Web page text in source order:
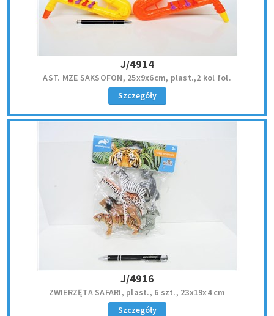
J/4914
AST. MZE SAKSOFON, 25x9x6cm, plast.,2 kol fol.
Szczegóły
J/4916
ZWIERZĘTA SAFARI, plast., 6 szt., 23x19x4 cm
Szczegóły